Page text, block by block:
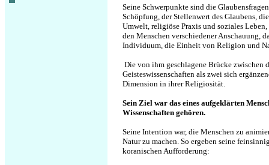
Seine Schwerpunkte sind die
Schöpfung, der Stellenwert des Glaubens,
Umwelt, religiöse Praxis und soziales
den Menschen verschiedener Anschauung,
Individuum, die Einheit von Religion und
Die von ihm geschlagene Brücke zwischen
Geisteswissenschaften als zwei sich
Dimension in ihrerReligiosität.
Sein Ziel war das eines aufgeklärten
Wissenschaften gehören.
Seine Intention war, die Menschen zu
Natur zu machen. So ergeben seine
koranischen Aufforderung: